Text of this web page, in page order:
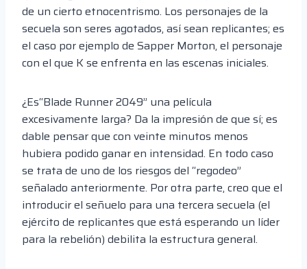
de un cierto etnocentrismo. Los personajes de la
secuela son seres agotados, así sean replicantes; es
el caso por ejemplo de Sapper Morton, el personaje
con el que K se enfrenta en las escenas iniciales.
¿Es“Blade Runner 2049” una película
excesivamente larga? Da la impresión de que sí; es
dable pensar que con veinte minutos menos
hubiera podido ganar en intensidad. En todo caso
se trata de uno de los riesgos del “regodeo”
señalado anteriormente. Por otra parte, creo que el
introducir el señuelo para una tercera secuela (el
ejército de replicantes que está esperando un líder
para la rebelión) debilita la estructura general.